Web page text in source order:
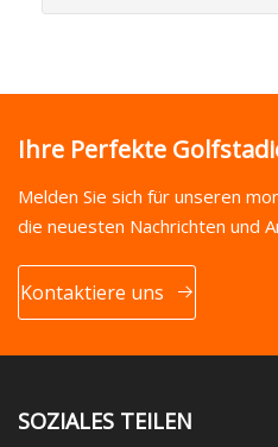
Ihre Perfekte
Melden Sie sich für unseren
die neuesten Nachrichten und
Kontaktiere uns
SOZIALES TEILEN